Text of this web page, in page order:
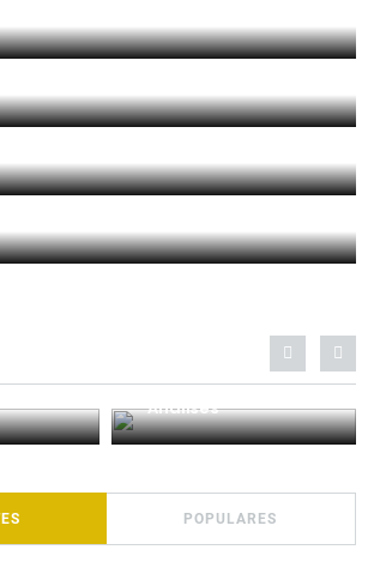
e Esclarecimentos às Leis de
e Esclarecimentos às Leis de
Análises
POPULARES